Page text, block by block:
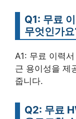
Q1: 무료
무엇인가
A1: 무료 이력
근 용이성을 제
줍니다.
Q2: 무료